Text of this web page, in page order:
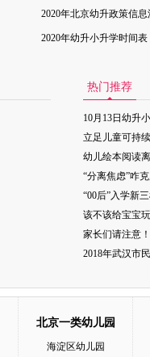
2020年北京幼升政策信息
2020年幼升小升学时间表
热门推荐
10月13日幼升
立足儿童可持
幼儿绘本阅读
“分离焦虑”咋
“00后”入学新
该不该给宝宝
家长们请注意
2018年武汉市
北京一类幼儿园
海淀区幼儿园